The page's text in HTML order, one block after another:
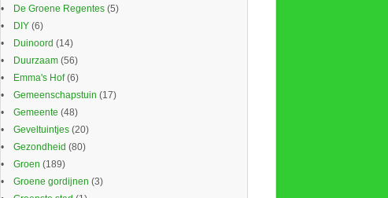
De Groene Regentes(5)
DIY(6)
Duinoord (14)
Duurzaam(56)
Emma's Hof(6)
Gemeenschapstuin (17)
Gemeente (48)
Geveltuintjes(20)
Gezondheid (80)
Groen (189)
Groene gordijnen (3)